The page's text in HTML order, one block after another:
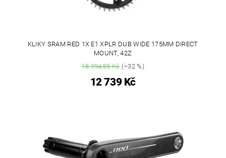
KLIKY SRAM RED 1X E1 XPLR DUB WIDE 175MM DIRECT
MOUNT, 42Z
18 994,85 Kč(–32 %)
12 739 Kč